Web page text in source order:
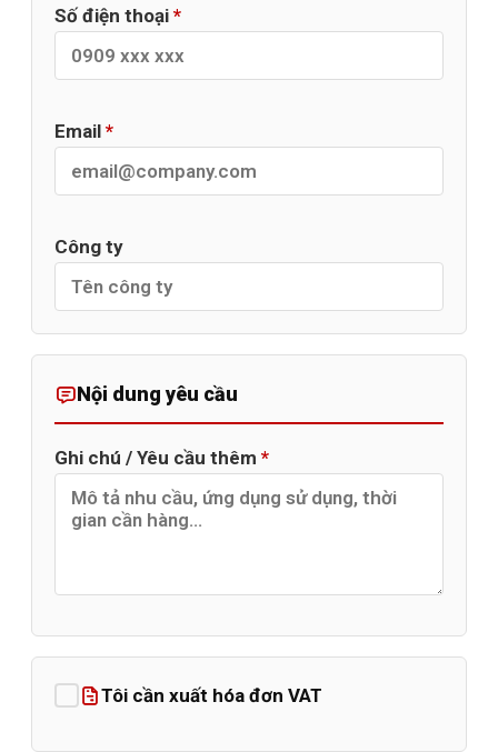
Số điện thoại *
Email *
Công ty
Nội dung yêu cầu
Ghi chú / Yêu cầu thêm *
Tôi cần xuất hóa đơn VAT